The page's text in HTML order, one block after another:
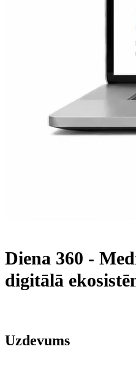
Diena 360 -
digitālā
Uzdevums